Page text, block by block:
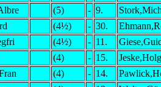
(5) - 9.
(4½) - 30.
(4½) - 11.
(4) - 15.
(4) - 14.